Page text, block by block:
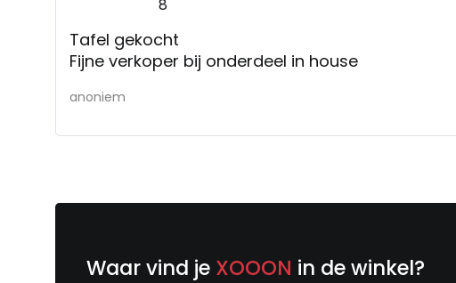
8
Tafel gekocht
Fijne verkoper bij onderdeel in house
anoniem
Waar vind je XOOON in de winkel?